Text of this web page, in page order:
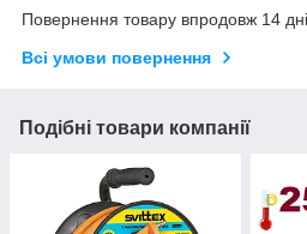
Повернення товару впродовж 14
Всі умови повернення
Подібні товари компанії